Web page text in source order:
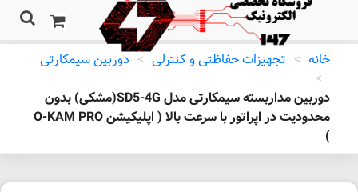
خانه > تجهیزات حفاظتی و کنترلی > دوربین سیمکارتی
>
دوربین مداربسته سیمکارتی مدل SD5-4G(مشکی) بدون
محدودیت در اپراتور با سرعت بالا ( اپلیکیشن O-KAM PRO
)